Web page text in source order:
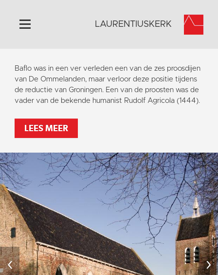
Home
Algemeen
Historie
Activiteiten
Contact
Vaktaal
LAURENTIUSKERK
Baflo was in een ver verleden een van de zes proosdijen
van De Ommelanden, maar verloor deze positie tijdens
de reductie van Groningen. Een van de proosten was de
vader van de bekende humanist Rudolf Agricola (1444).
LEES MEER
‹ ›